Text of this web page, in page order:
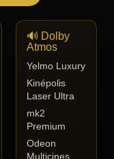
🔊 Dolby
Atmos
Yelmo Luxury
Kinépolis
Laser Ultra
mk2
Premium
Odeon
Multicines